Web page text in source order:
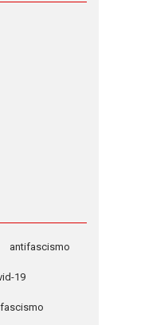
antifascismo
19
fascismo